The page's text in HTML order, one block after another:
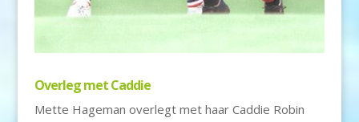
Overleg met Caddie
Mette Hageman overlegt met haar Caddie Robin